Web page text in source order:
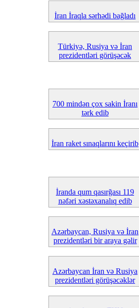
İran İraqla sərhədi bağladı
Türkiyə, Rusiya və İran
prezidentləri görüşəcək
700 mindən çox sakin İranı
tərk edib
İran raket sınaqlarını keçirib
İranda qum qasırğası 119
nəfəri xəstəxanalıq edib
Azərbaycan, Rusiya və İran
prezidentləri bir araya gəlir
Azərbaycan İran və Rusiya
prezidentləri görüşəcəklər